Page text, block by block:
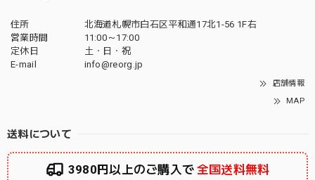
住所
北海道札幌市白石区平和通17北1-56 1F右
営業時間
11:00～17:00
定休日
土・日・祝
E-mail
info@reorg.jp
店舗情報
MAP
送料について
3980円以上のご購入で 全国送料無料